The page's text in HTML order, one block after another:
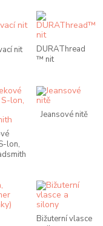
nit
DURAThread
™ nit
lon,
Jeansové nitě
Bižuterní vlasce